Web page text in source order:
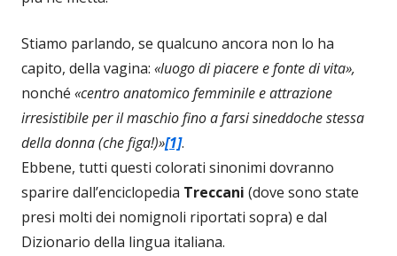
Stiamo parlando, se qualcuno ancora non lo ha
capito, della vagina: «luogo di piacere e fonte di vita»,
nonché «centro anatomico femminile e attrazione
irresistibile per il maschio fino a farsi sineddoche stessa
della donna (che figa!)»[1].
Ebbene, tutti questi colorati sinonimi dovranno
sparire dall’enciclopedia Treccani (dove sono state
presi molti dei nomignoli riportati sopra) e dal
Dizionario della lingua italiana.